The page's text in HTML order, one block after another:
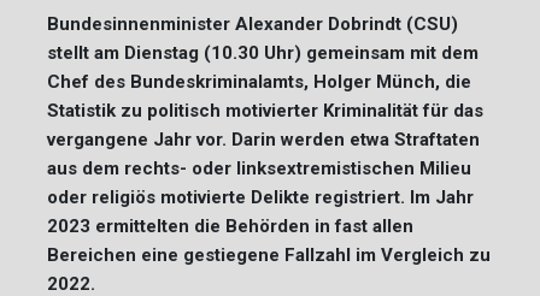
Bundesinnenminister Alexander Dobrindt (CSU)
stellt am Dienstag (10.30 Uhr) gemeinsam mit dem
Chef des Bundeskriminalamts, Holger Münch, die
Statistik zu politisch motivierter Kriminalität für das
vergangene Jahr vor. Darin werden etwa Straftaten
aus dem rechts- oder linksextremistischen Milieu
oder religiös motivierte Delikte registriert. Im Jahr
2023 ermittelten die Behörden in fast allen
Bereichen eine gestiegene Fallzahl im Vergleich zu
2022.